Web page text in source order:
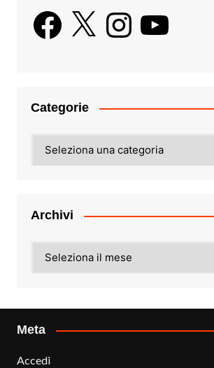
Facebook
X InstagramYouTube
Categorie
Archivi
Meta
Accedi